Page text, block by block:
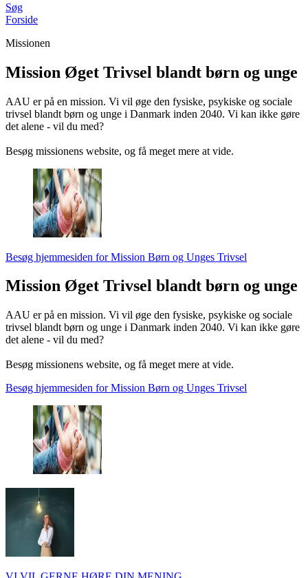
Søg
Forside
Missionen
Mission Øget Trivsel blandt børn og unge
AAU er på en mission. Vi vil øge den fysiske, psykiske og sociale
trivsel blandt børn og unge i Danmark inden 2040. Vi kan ikke gøre
det alene - vil du med?
Besøg missionens website, og få meget mere at vide.
Besøg hjemmesiden for Mission Børn og Unges Trivsel
Mission Øget Trivsel blandt børn og unge
AAU er på en mission. Vi vil øge den fysiske, psykiske og sociale
trivsel blandt børn og unge i Danmark inden 2040. Vi kan ikke gøre
det alene - vil du med?
Besøg missionens website, og få meget mere at vide.
Besøg hjemmesiden for Mission Børn og Unges Trivsel